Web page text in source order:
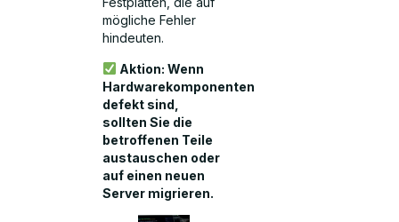
mögliche Fehler
hindeuten.
Aktion: Wenn
Hardwarekomponenten
defekt sind,
sollten Sie die
betroffenen Teile
austauschen oder
auf einen neuen
Server migrieren.